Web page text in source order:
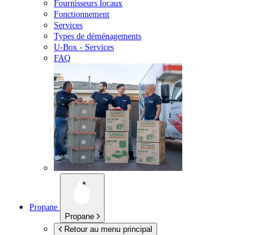
Fournisseurs locaux
Fonctionnement
Services
Types de déménagements
U-Box - Services
FAQ
Propane
Propane
Retour au menu principal